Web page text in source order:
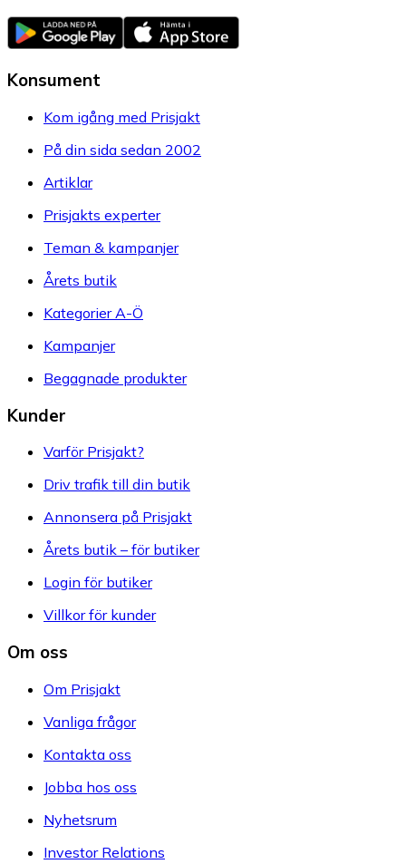
Konsument
Kom igång med Prisjakt
På din sida sedan 2002
Artiklar
Prisjakts experter
Teman & kampanjer
Årets butik
Kategorier A-Ö
Kampanjer
Begagnade produkter
Kunder
Varför Prisjakt?
Driv trafik till din butik
Annonsera på Prisjakt
Årets butik – för butiker
Login för butiker
Villkor för kunder
Om oss
Om Prisjakt
Vanliga frågor
Kontakta oss
Jobba hos oss
Nyhetsrum
Investor Relations